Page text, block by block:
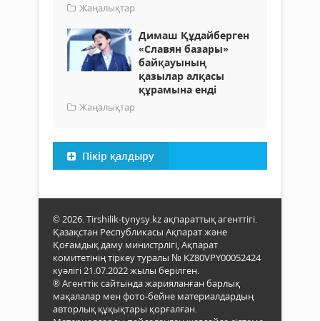
Жаңалықтар
Димаш Құдайберген
«Славян базары»
байқауының
қазылар алқасы
құрамына енді
Жаңалықтар
Пікір қалдыру
© 2026. Tirshilik-tynysy.kz ақпараттық агенттігі.
Қазақстан Республикасы Ақпарат және
Қоғамдық даму министрлігі, Ақпарат
комитетінің тіркеу туралы № KZ80VPY00052424
куәлігі 21.07.2022 жылы берілген.
® Агенттік сайтында жарияланған барлық
мақалалар мен фото-бейне материалдардың
авторлық құқықтары қорғалған.